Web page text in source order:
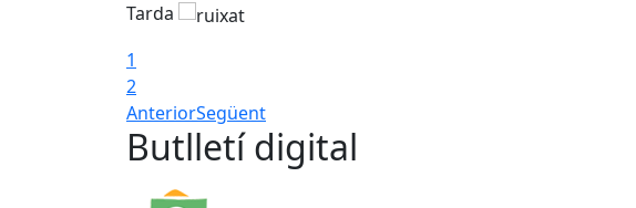
Tarda
1
2
AnteriorSegüent
Butlletí digital